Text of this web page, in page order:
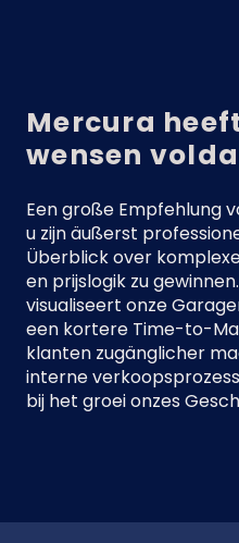
Mercura
wensen
Een große Empfehlung
u zijn äußerst
Überblick over
en prijslogik zu
visualiseert onze
een kortere Time-to-
klanten zugänglicher
interne
bij het groei onzes